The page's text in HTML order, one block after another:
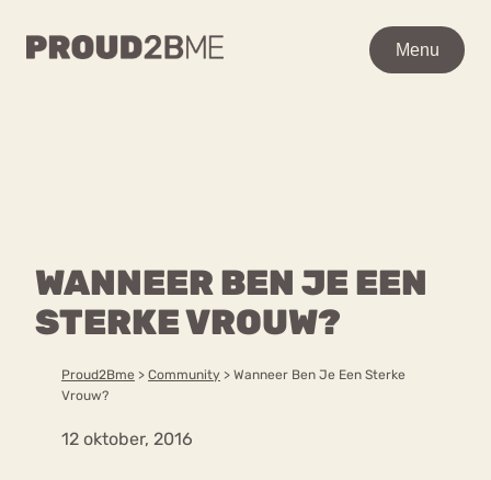
Menu
WANNEER BEN JE EEN
STERKE VROUW?
Proud2Bme > Community > Wanneer Ben Je Een Sterke
Vrouw?
12 oktober, 2016
Menu
Content
Over ons
WAAR BEN JE NAAR OP
Over proud2bme
Contact
Vacatures
Privacyverklaring